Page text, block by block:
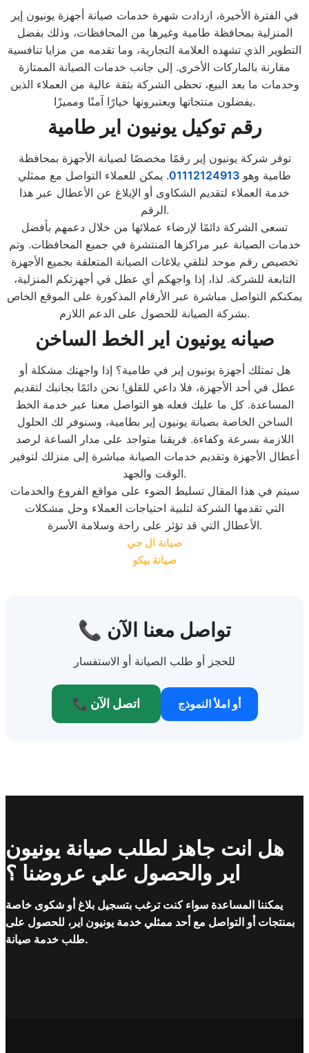
في الفترة الأخيرة، ازدادت شهرة خدمات صيانة أجهزة يونيون إير
المنزلية بمحافظة طامية وغيرها من المحافظات، وذلك بفضل
التطوير الذي تشهده العلامة التجارية، وما تقدمه من مزايا تنافسية
مقارنة بالماركات الأخرى. إلى جانب خدمات الصيانة الممتازة
وخدمات ما بعد البيع، تحظى الشركة بثقة عالية من العملاء الذين
يفضلون منتجاتها ويعتبرونها خيارًا آمنًا ومميزًا.
رقم توكيل يونيون اير طامية
توفر شركة يونيون إير رقمًا مخصصًا لصيانة الأجهزة بمحافظة
طامية وهو 01112124913. يمكن للعملاء التواصل مع ممثلي
خدمة العملاء لتقديم الشكاوى أو الإبلاغ عن الأعطال عبر هذا
الرقم.
تسعى الشركة دائمًا لإرضاء عملائها من خلال دعمهم بأفضل
خدمات الصيانة عبر مراكزها المنتشرة في جميع المحافظات. وتم
تخصيص رقم موحد لتلقي بلاغات الصيانة المتعلقة بجميع الأجهزة
التابعة للشركة. لذا، إذا واجهكم أي عطل في أجهزتكم المنزلية،
يمكنكم التواصل مباشرة عبر الأرقام المذكورة على الموقع الخاص
بشركة الصيانة للحصول على الدعم اللازم.
صيانه يونيون اير الخط الساخن
هل تمتلك أجهزة يونيون إير في طامية؟ إذا واجهتك مشكلة أو
عطل في أحد الأجهزة، فلا داعي للقلق! نحن دائمًا بجانبك لتقديم
المساعدة. كل ما عليك فعله هو التواصل معنا عبر خدمة الخط
الساخن الخاصة بصيانة يونيون إير بطامية، وسنوفر لك الحلول
اللازمة بسرعة وكفاءة. فريقنا متواجد على مدار الساعة لرصد
أعطال الأجهزة وتقديم خدمات الصيانة مباشرة إلى منزلك لتوفير
الوقت والجهد.
سيتم في هذا المقال تسليط الضوء على مواقع الفروع والخدمات
التي تقدمها الشركة لتلبية احتياجات العملاء وحل مشكلات
الأعطال التي قد تؤثر على راحة وسلامة الأسرة.
صيانة ال جي
صيانة بيكو
📞 تواصل معنا الآن
للحجز أو طلب الصيانة أو الاستفسار
📞 اتصل الآن أو املأ النموذج
هل انت جاهز لطلب صيانة يونيون
اير والحصول علي عروضنا ؟
يمكننا المساعدة سواء كنت ترغب بتسجيل بلاغ أو شكوى خاصة
بمنتجات أو التواصل مع أحد ممثلي خدمة يونيون اير، للحصول على
طلب خدمة صيانة.